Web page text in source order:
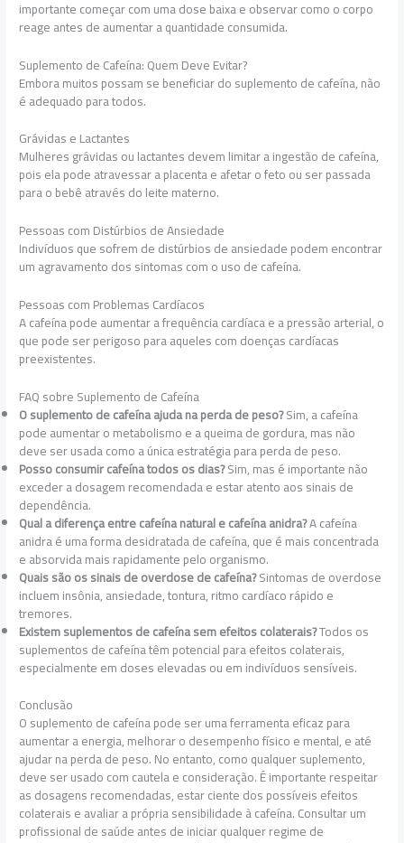
importante começar com uma dose baixa e observar como o corpo
reage antes de aumentar a quantidade consumida.
Suplemento de Cafeína: Quem Deve Evitar?
Embora muitos possam se beneficiar do suplemento de cafeína, não
é adequado para todos.
Grávidas e Lactantes
Mulheres grávidas ou lactantes devem limitar a ingestão de cafeína,
pois ela pode atravessar a placenta e afetar o feto ou ser passada
para o bebê através do leite materno.
Pessoas com Distúrbios de Ansiedade
Indivíduos que sofrem de distúrbios de ansiedade podem encontrar
um agravamento dos sintomas com o uso de cafeína.
Pessoas com Problemas Cardíacos
A cafeína pode aumentar a frequência cardíaca e a pressão arterial, o
que pode ser perigoso para aqueles com doenças cardíacas
preexistentes.
FAQ sobre Suplemento de Cafeína
O suplemento de cafeína ajuda na perda de peso?Sim, a cafeína
pode aumentar o metabolismo e a queima de gordura, mas não
deve ser usada como a única estratégia para perda de peso.
Posso consumir cafeína todos os dias?Sim, mas é importante não
exceder a dosagem recomendada e estar atento aos sinais de
dependência.
Qual a diferença entre cafeína natural e cafeína anidra?A cafeína
anidra é uma forma desidratada de cafeína, que é mais concentrada
e absorvida mais rapidamente pelo organismo.
Quais são os sinais de overdose de cafeína?Sintomas de overdose
incluem insônia, ansiedade, tontura, ritmo cardíaco rápido e
tremores.
Existem suplementos de cafeína sem efeitos colaterais?Todos os
suplementos de cafeína têm potencial para efeitos colaterais,
especialmente em doses elevadas ou em indivíduos sensíveis.
Conclusão
O suplemento de cafeína pode ser uma ferramenta eficaz para
aumentar a energia, melhorar o desempenho físico e mental, e até
ajudar na perda de peso. No entanto, como qualquer suplemento,
deve ser usado com cautela e consideração. É importante respeitar
as dosagens recomendadas, estar ciente dos possíveis efeitos
colaterais e avaliar a própria sensibilidade à cafeína. Consultar um
profissional de saúde antes de iniciar qualquer regime de